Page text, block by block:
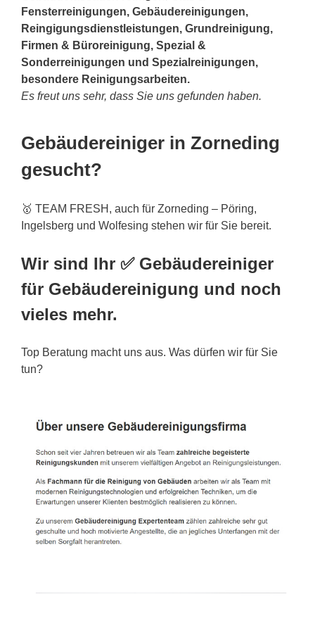
Fensterreinigungen, Gebäudereinigungen,
Reingigungsdienstleistungen, Grundreinigung,
Firmen & Büroreinigung, Spezial &
Sonderreinigungen und Spezialreinigungen,
besondere Reinigungsarbeiten.
Es freut uns sehr, dass Sie uns gefunden haben.
Gebäudereiniger in Zorneding
gesucht?
🥇 TEAM FRESH, auch für Zorneding – Pöring,
Ingelsberg und Wolfesing stehen wir für Sie bereit.
Wir sind Ihr ✅ Gebäudereiniger
für Gebäudereinigung und noch
vieles mehr.
Top Beratung macht uns aus. Was dürfen wir für Sie
tun?